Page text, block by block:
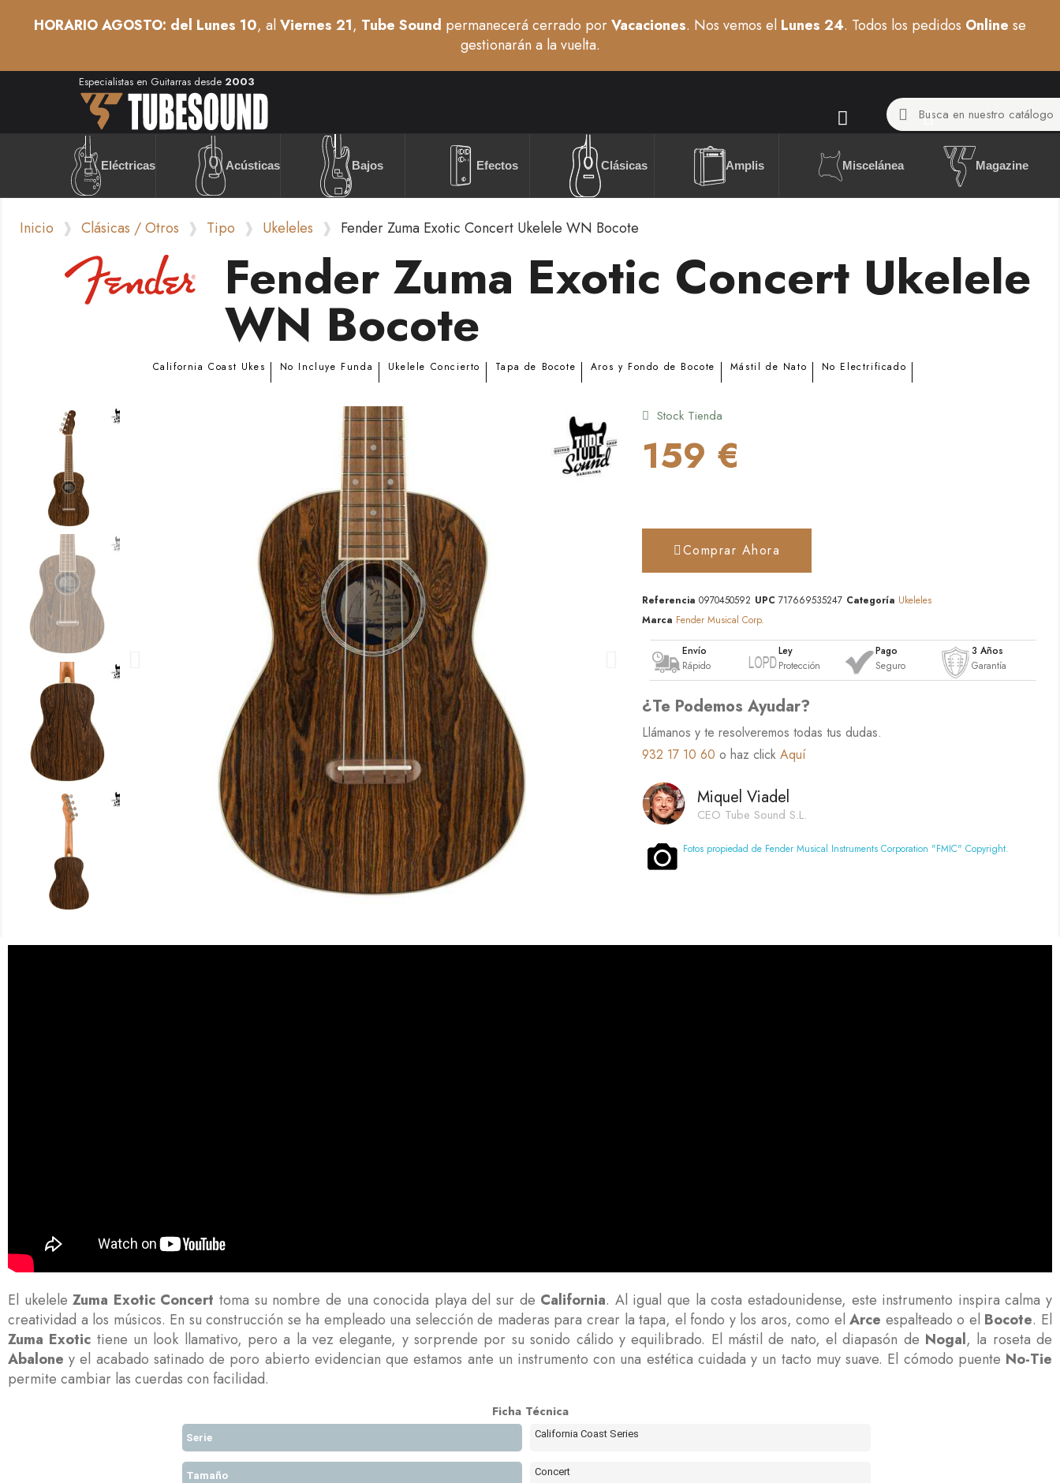
HORARIO AGOSTO: del Lunes 10, alViernes 21, Tube Sound permanecerá cerrado porVacaciones. Nos vemos el Lunes 24. Todos los pedidos Online se
gestionarán a la vuelta.
Especialistas en Guitarras desde 2003
Eléctricas Acústicas Bajos Efectos Clásicas Amplis Miscelánea Magazine
Inicio Clásicas / Otros Tipo Ukeleles Fender Zuma Exotic Concert Ukelele WN Bocote
Fender Zuma Exotic Concert Ukelele
WN Bocote
California Coast Ukes No Incluye Funda Ukelele Concierto Tapa de Bocote Aros y Fondo de Bocote Mástil de Nato No Electrificado
Stock Tienda
159 €
Comprar Ahora
Referencia 0970450592 UPC 717669535247 Categoría Ukeleles
Marca Fender Musical Corp.
Envío
Rápido
Ley
Protección
Pago
Seguro
3 Años
Garantía
¿Te Podemos Ayudar?
Llámanos y te resolveremos todas tus dudas.
932 17 10 60 o haz clickAquí
Miquel Viadel
CEO Tube Sound S.L.
Fotos propiedad de Fender Musical Instruments Corporation "FMIC" Copyright.
El ukeleleZuma Exotic Concert toma su nombre de una conocida playa del sur de California. Al igual que la costa estadounidense, este instrumento inspira calma y
creatividad a los músicos. En su construcción se ha empleado una selección de maderas para crear la tapa, el fondo y los aros, como elArce espalteado o el Bocote. El
Zuma Exotic tiene un look llamativo, pero a la vez elegante, y sorprende por su sonido cálido y equilibrado. El mástil de nato, el diapasón de Nogal, la roseta de
Abalone y el acabado satinado de poro abierto evidencian que estamos ante un instrumento con una estética cuidada y un tacto muy suave. El cómodo puente No-Tie
permite cambiar las cuerdas con facilidad.
Ficha Técnica
Serie California Coast Series
Tamaño Concert